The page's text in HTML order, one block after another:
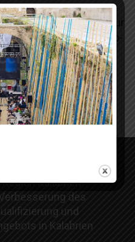
index.php/news3/cultur
batteria-siacci-campo-
style=“font-
Kalabrien
des
und
in Kalabrien